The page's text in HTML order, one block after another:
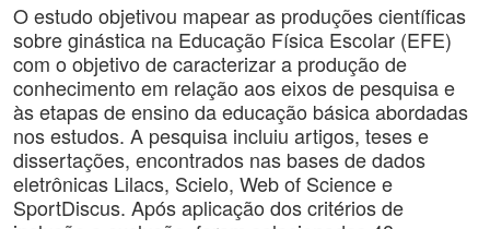
O estudo objetivou mapear as produções científicas
sobre ginástica na Educação Física Escolar (EFE)
com o objetivo de caracterizar a produção de
conhecimento em relação aos eixos de pesquisa e
às etapas de ensino da educação básica abordadas
nos estudos. A pesquisa incluiu artigos, teses e
dissertações, encontrados nas bases de dados
eletrônicas Lilacs, Scielo, Web of Science e
SportDiscus. Após aplicação dos critérios de